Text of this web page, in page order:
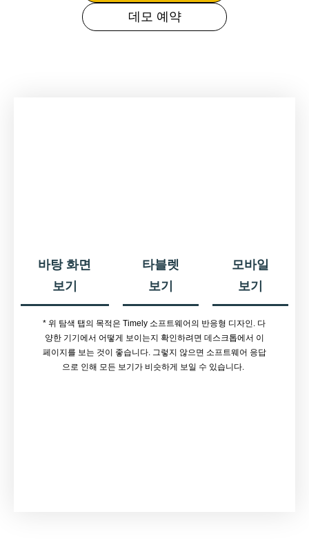
데모 예약
바탕 화면
보기
타블렛
보기
모바일
보기
* 위 탐색 탭의 목적은 Timely 소프트웨어의 반응형 디자인. 다
양한 기기에서 어떻게 보이는지 확인하려면 데스크톱에서 이
페이지를 보는 것이 좋습니다. 그렇지 않으면 소프트웨어 응답
으로 인해 모든 보기가 비슷하게 보일 수 있습니다.